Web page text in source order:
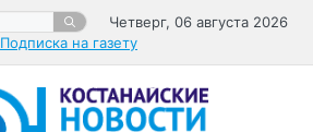
Четверг, 06 августа 2026
Подписка на газету